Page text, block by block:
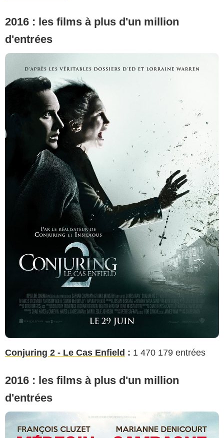
2016 : les films à plus d'un million
d'entrées
Conjuring 2 - Le Cas Enfield : 1 470 179 entrées
2016 : les films à plus d'un million
d'entrées